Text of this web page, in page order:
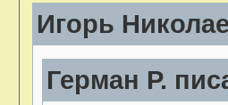
Игорь
Герман Р.